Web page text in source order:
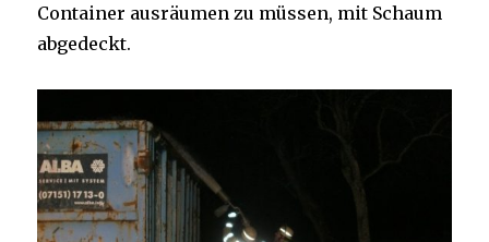
Container ausräumen zu müssen, mit Schaum
abgedeckt.